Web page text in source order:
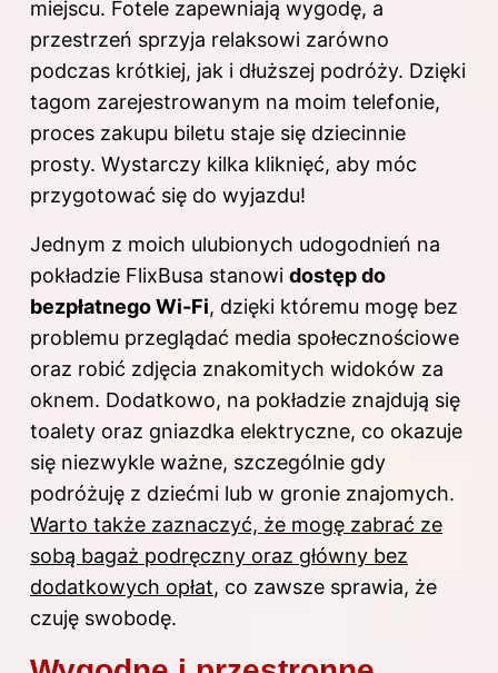
miejscu. Fotele zapewniają wygodę, a
przestrzeń sprzyja relaksowi zarówno
podczas krótkiej, jak i dłuższej podróży. Dzięki
tagom zarejestrowanym na moim telefonie,
proces zakupu biletu staje się dziecinnie
prosty. Wystarczy kilka kliknięć, aby móc
przygotować się do wyjazdu!
Jednym z moich ulubionych udogodnień na
pokładzie FlixBusa stanowi dostęp do
bezpłatnego Wi-Fi, dzięki któremu mogę bez
problemu przeglądać media społecznościowe
oraz robić zdjęcia znakomitych widoków za
oknem. Dodatkowo, na pokładzie znajdują się
toalety oraz gniazdka elektryczne, co okazuje
się niezwykle ważne, szczególnie gdy
podróżuję z dziećmi lub w gronie znajomych.
Warto także zaznaczyć, że mogę zabrać ze
sobą bagaż podręczny oraz główny bez
dodatkowych opłat, co zawsze sprawia, że
czuję swobodę.